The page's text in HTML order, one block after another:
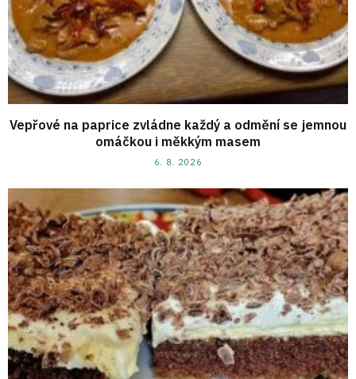
Vepřové na paprice zvládne každý a odmění se jemnou
omáčkou i měkkým masem
6. 8. 2026